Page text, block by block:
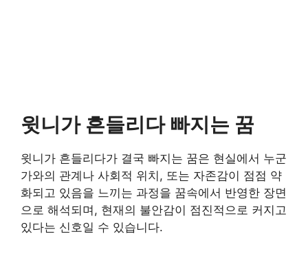
윗니가 흔들리다 빠지는 꿈
윗니가 흔들리다가 결국 빠지는 꿈은 현실에서 누군
가와의 관계나 사회적 위치, 또는 자존감이 점점 약
화되고 있음을 느끼는 과정을 꿈속에서 반영한 장면
으로 해석되며, 현재의 불안감이 점진적으로 커지고
있다는 신호일 수 있습니다.